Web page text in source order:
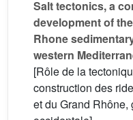
Salt tectonics, a
development of
Rhone
western
[Rôle de la
construction des
et du Grand